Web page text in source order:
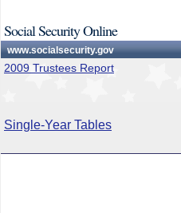
Social Security Online
www.socialsecurity.gov
2009 Trustees Report
Single-Year Tables